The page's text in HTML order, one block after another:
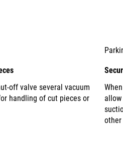
off valve several vacuum
handling of cut pieces or
other